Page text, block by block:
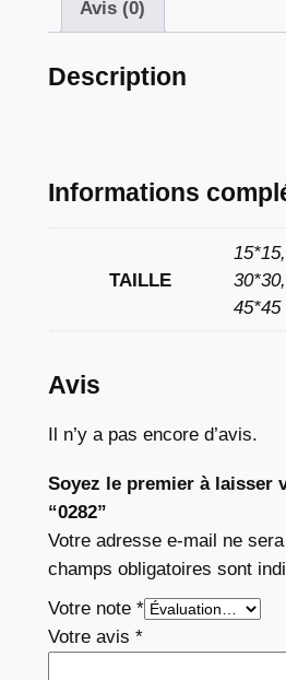
à
1
1
,
Avis (0)
Description
Informations
TAILLE
45*45
Avis
Il n’y a pas encore d’avis.
Soyez le premier à laisser
“0282”
Votre adresse e-mail ne
champs obligatoires sont
Votre note *
Votre avis *